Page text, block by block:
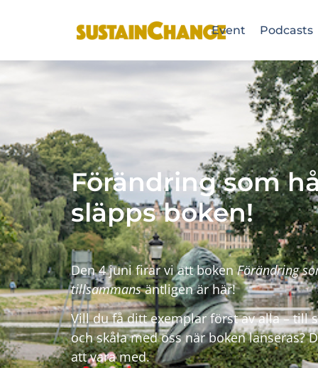
Event Podcasts
Förändring som
släpps boken!
Den 4 juni firar vi att bokenFörändring
tillsammansäntligen är här!
Vill du få ditt exemplar först av alla – till
och skåla med oss när boken lanseras?
att vara med.